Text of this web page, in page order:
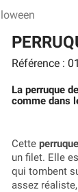
Référence :
La perruque
comme dans
Cette
un filet. Elle
qui tombent
assez